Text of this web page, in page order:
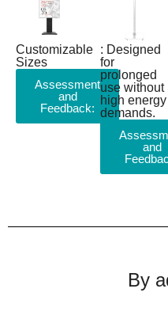
Customizable
Sizes
Assessment
and
Feedback:
: Designed
for
prolonged
use without
high energy
demands.
and
By